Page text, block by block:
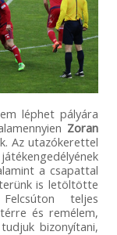
léphet pályára
Zoran
Az utazókerettel
a csapattal
is letöltötte
teljes
és remélem,
bizonyítani,